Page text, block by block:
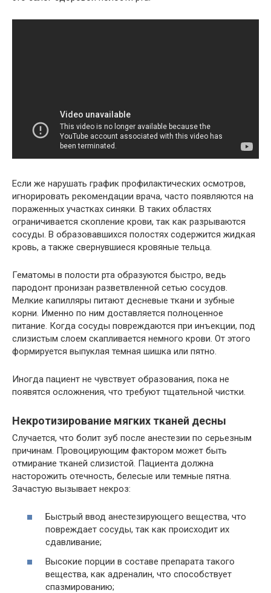
Если же нарушать график профилактических осмотров,
игнорировать рекомендации врача, часто появляются на
пораженных участках синяки. В таких областях
ограничивается скопление крови, так как разрываются
сосуды. В образовавшихся полостях содержится жидкая
кровь, а также свернувшиеся кровяные тельца.
Гематомы в полости рта образуются быстро, ведь
пародонт пронизан разветвленной сетью сосудов.
Мелкие капилляры питают десневые ткани и зубные
корни. Именно по ним доставляется полноценное
питание. Когда сосуды повреждаются при инъекции, под
слизистым слоем скапливается немного крови. От этого
формируется выпуклая темная шишка или пятно.
Иногда пациент не чувствует образования, пока не
появятся осложнения, что требуют тщательной чистки.
Некротизирование мягких тканей десны
Случается, что болит зуб после анестезии по серьезным
причинам. Провоцирующим фактором может быть
отмирание тканей слизистой. Пациента должна
насторожить отечность, белесые или темные пятна.
Зачастую вызывает некроз:
Быстрый ввод анестезирующего вещества, что
повреждает сосуды, так как происходит их
сдавливание;
Высокие порции в составе препарата такого
вещества, как адреналин, что способствует
спазмированию;